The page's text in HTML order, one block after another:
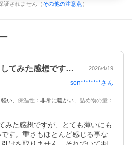
証されません（ その他の注意点 ）
1シーズン実際に利用してみた感想ですが… 2026/4/19
son********さん
軽い 保温性 ： 非常に暖かい 詰め物の量 ：
みた感想ですが、とても薄いにも
す。重さもほとんど感じる事な